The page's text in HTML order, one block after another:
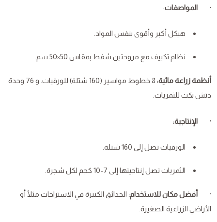
· المواصفات:
هيكل أكبر وأقوى بنفس المواد.
نظام تكييف مع مروحتين شفط بمقاس 50×50 سم.
أنظمة زراعة مائية:
8 خطوط مواسير (160 شتلة) للورقيات. و 76 وحدة
دتش بكت للثمريات.
· الإنتاجية:
الورقيات تصل إلى 160 شتلة.
الثمريات تصل إنتاجيتها إلى 7-10 كجم لكل شجرة.
· أفضل مكان للاستخدام: الحدائق الكبيرة في الاستراحات مثلًا أو
الأراضي الزراعية الصغيرة.